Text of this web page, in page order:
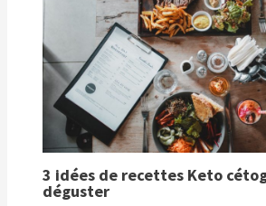
3 idées de recettes Keto
déguster